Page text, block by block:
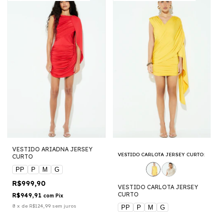
VESTIDO ARIADNA JERSEY
CURTO
PP
P M G
R$999,90
R$949,91 com Pix
8 x de R$124,99 sem juros
VESTIDO CARLOTA JERSEY CURTO:
VESTIDO CARLOTA JERSEY
CURTO
PP
P M G